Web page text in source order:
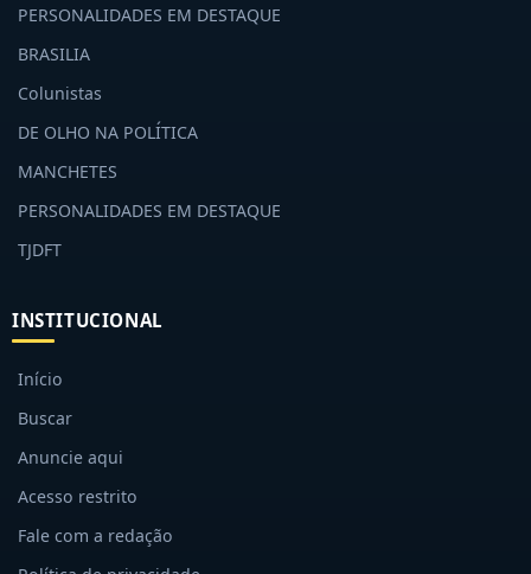
PERSONALIDADES EM DESTAQUE
BRASILIA
Colunistas
DE OLHO NA POLÍTICA
MANCHETES
PERSONALIDADES EM DESTAQUE
TJDFT
INSTITUCIONAL
Início
Buscar
Anuncie aqui
Acesso restrito
Fale com a redação